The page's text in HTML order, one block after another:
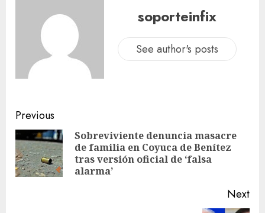
soporteinfix
See author's posts
Previous
Sobreviviente denuncia masacre
de familia en Coyuca de Benítez
tras versión oficial de ‘falsa
alarma’
Next